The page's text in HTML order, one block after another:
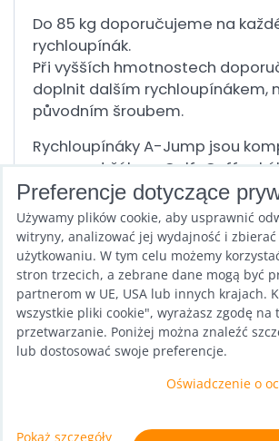
Do 85 kg doporučujeme na
rychloupínák.
Při vyšších hmotnostech
doplnit dalším rychloupínákem,
původním šroubem.
Rychloupínáky A-Jump jsou
pouze s držákem Calf-Cuffu
A-Jump.
Cena za 1 kus
Poprzedni produkt
Preferencje dotyczące
Używamy plików cookie, aby usprawnić
witryny, analizować jej wydajność i
użytkowaniu. W tym celu możemy
stron trzecich, a zebrane dane mogą być
partnerom w UE, USA lub innych krajach.
wszystkie pliki cookie", wyrażasz zgodę na
przetwarzanie. Poniżej można znaleźć
lub dostosować swoje preferencje.
Oświadczenie o
Pokaż szczegóły